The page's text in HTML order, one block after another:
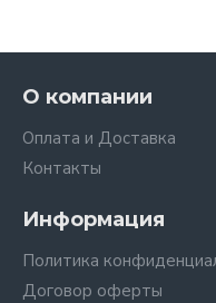
О компании
Оплата и Доставка
Контакты
Информация
Политика
Договор оферты